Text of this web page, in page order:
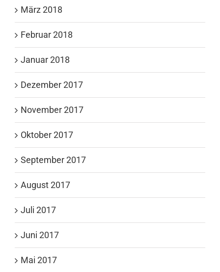
März 2018
Februar 2018
Januar 2018
Dezember 2017
November 2017
Oktober 2017
September 2017
August 2017
Juli 2017
Juni 2017
Mai 2017